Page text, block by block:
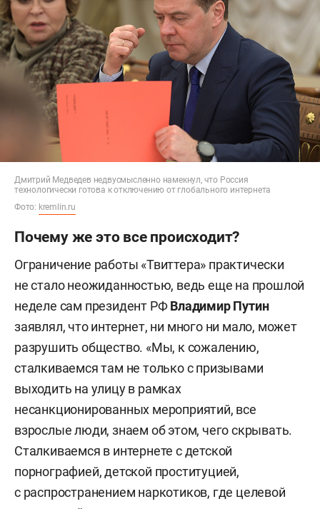
Дмитрий Медведев недвусмысленно намекнул, что Россия
технологически готова к отключению от глобального интернета
Фото: kremlin.ru
Почему же это все происходит?
Ограничение работы «Твиттера» практически
не стало неожиданностью, ведь еще на прошлой
неделе сам президент РФВладимир Путин
заявлял, что интернет, ни много ни мало, может
разрушить общество. «Мы, к сожалению,
сталкиваемся там не только с призывами
выходить на улицу в рамках
несанкционированных мероприятий, все
взрослые люди, знаем об этом, чего скрывать.
Сталкиваемся в интернете с детской
порнографией, детской проституцией,
с распространением наркотиков, где целевой